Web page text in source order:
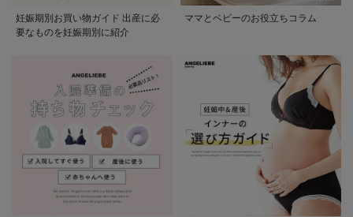
妊娠期別お買い物ガイド 出産に必
要なものを妊娠期別に紹介
ママとベビーのお役立ちコラム